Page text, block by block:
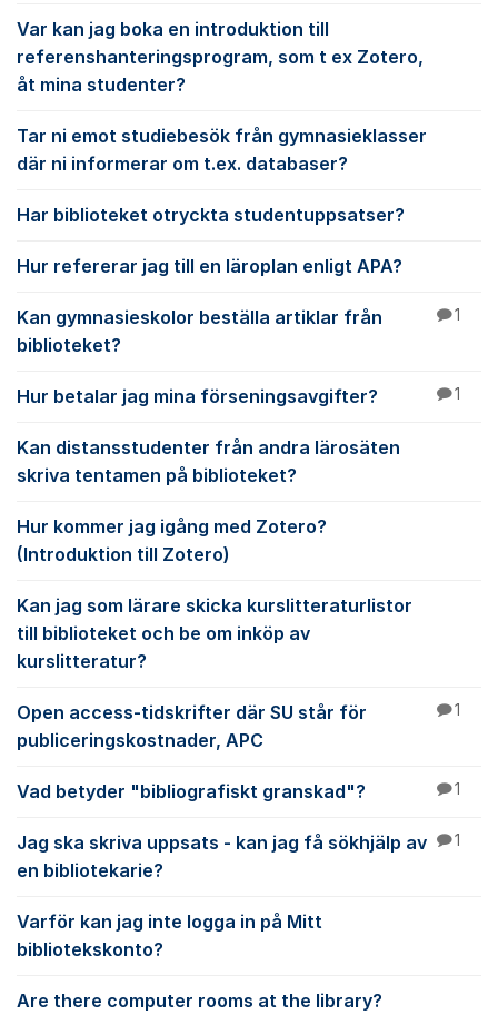
Var kan jag boka en introduktion till
referenshanteringsprogram, som t ex Zotero,
åt mina studenter?
Tar ni emot studiebesök från gymnasieklasser
där ni informerar om t.ex. databaser?
Har biblioteket otryckta studentuppsatser?
Hur refererar jag till en läroplan enligt APA?
Kan gymnasieskolor beställa artiklar från
biblioteket?
1
Hur betalar jag mina förseningsavgifter? 1
Kan distansstudenter från andra lärosäten
skriva tentamen på biblioteket?
Hur kommer jag igång med Zotero?
(Introduktion till Zotero)
Kan jag som lärare skicka kurslitteraturlistor
till biblioteket och be om inköp av
kurslitteratur?
Open access-tidskrifter där SU står för
publiceringskostnader, APC
1
Vad betyder "bibliografiskt granskad"? 1
Jag ska skriva uppsats - kan jag få sökhjälp av
en bibliotekarie?
1
Varför kan jag inte logga in på Mitt
bibliotekskonto?
Are there computer rooms at the library?